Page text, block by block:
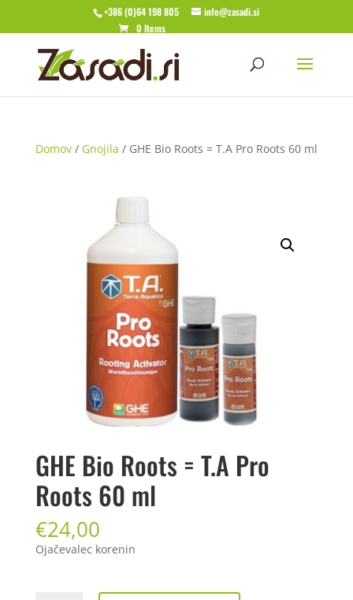
+386 (0)64 198 805
info@zasadi.si
0 Items
Domov/ Gnojila / GHE Bio Roots = T.A Pro Roots 60 ml
GHE Bio Roots = T.A Pro
Roots 60 ml
€24,00
Ojačevalec korenin